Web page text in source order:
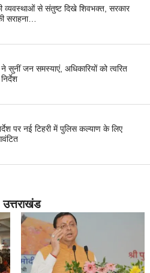
व्यवस्थाओं से संतुष्ट दिखे शिवभक्त, सरकार
सराहना…
ने सुनीं जन समस्याएं, अधिकारियों को त्वरित
पर नई टिहरी में पुलिस कल्याण के लिए
उत्तराखंड